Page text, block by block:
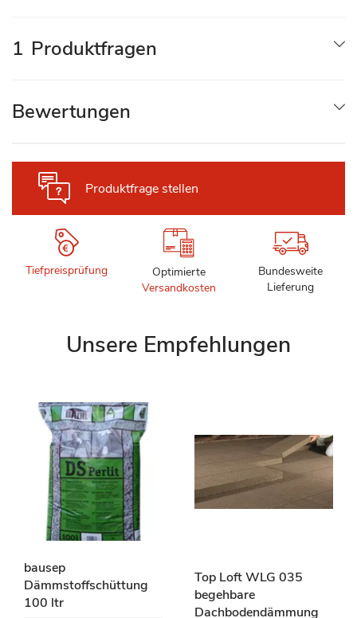
Produktfrage stellen
Tiefpreisprüfung
Optimierte
Versandkosten
Bundesweite
Lieferung
1 Produktfragen
Bewertungen
Unsere Empfehlungen
bausep
Dämmstoffschüttung
100 ltr
Top Loft WLG 035
begehbare
Dachbodendämmung